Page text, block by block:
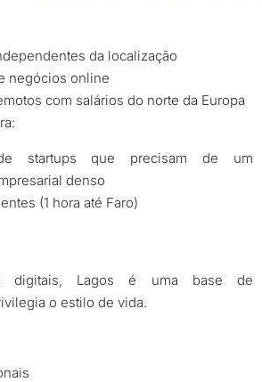
da localização
negócios online
com salários do norte da Europa
de startups que precisam de um
denso
(1 hora até Faro)
digitais, Lagos é uma base de
o estilo de vida.